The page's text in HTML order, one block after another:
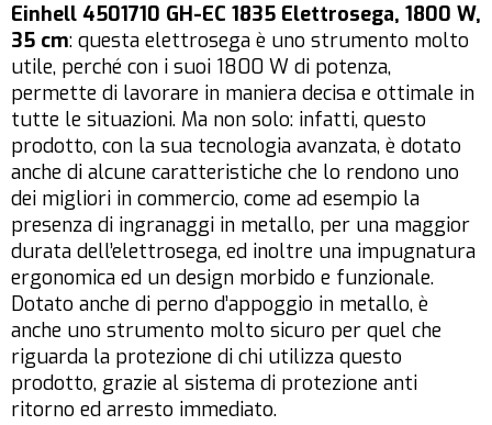
Einhell 4501710 GH-EC 1835 Elettrosega, 1800 W,
35 cm: questa elettrosega è uno strumento molto
utile, perché con i suoi 1800 W di potenza,
permette di lavorare in maniera decisa e ottimale in
tutte le situazioni. Ma non solo: infatti, questo
prodotto, con la sua tecnologia avanzata, è dotato
anche di alcune caratteristiche che lo rendono uno
dei migliori in commercio, come ad esempio la
presenza di ingranaggi in metallo, per una maggior
durata dell’elettrosega, ed inoltre una impugnatura
ergonomica ed un design morbido e funzionale.
Dotato anche di perno d’appoggio in metallo, è
anche uno strumento molto sicuro per quel che
riguarda la protezione di chi utilizza questo
prodotto, grazie al sistema di protezione anti
ritorno ed arresto immediato.